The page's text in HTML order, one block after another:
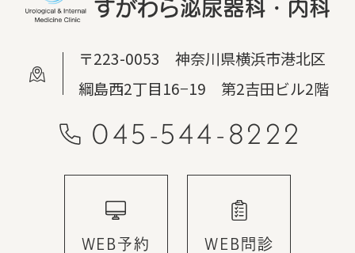
〒223-0053 神奈川県横浜市港北区
綱島西2丁目16−19 第2吉田ビル2階
045-544-8222
WEB予約 WEB問診